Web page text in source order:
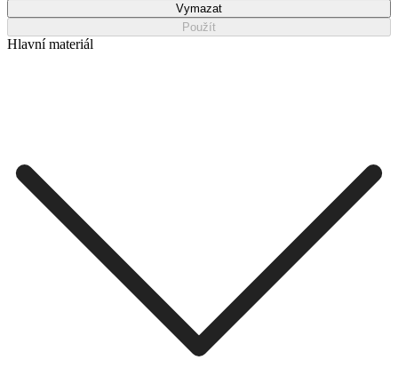
Vymazat
Použít
Hlavní materiál